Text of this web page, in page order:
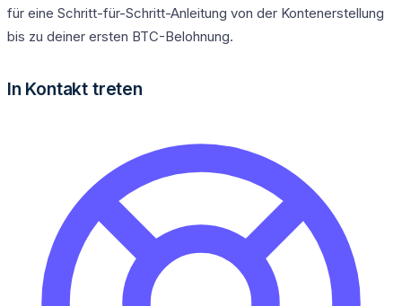
für eine Schritt-für-Schritt-Anleitung von der Kontenerstellung
bis zu deiner ersten BTC-Belohnung.
In Kontakt treten